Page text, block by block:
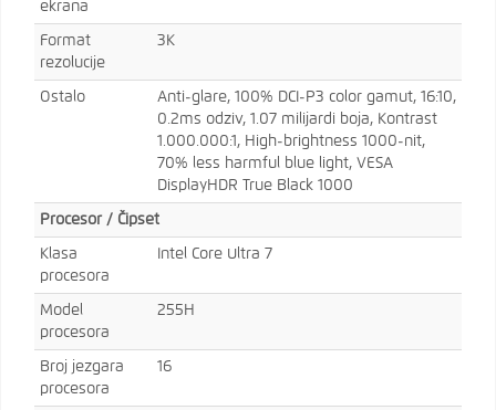
ekrana
Format
rezolucije
3K
Ostalo
Anti-glare, 100% DCI-P3 color gamut, 16:10,
0.2ms odziv, 1.07 milijardi boja, Kontrast
1.000.000:1, High-brightness 1000-nit,
70% less harmful blue light, VESA
DisplayHDR True Black 1000
Procesor / Čipset
Klasa
procesora
Intel Core Ultra 7
Model
procesora
255H
Broj jezgara
procesora
16